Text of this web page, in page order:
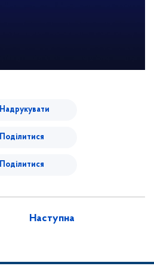
Надрукувати
Поділитися
Поділитися
Наступна